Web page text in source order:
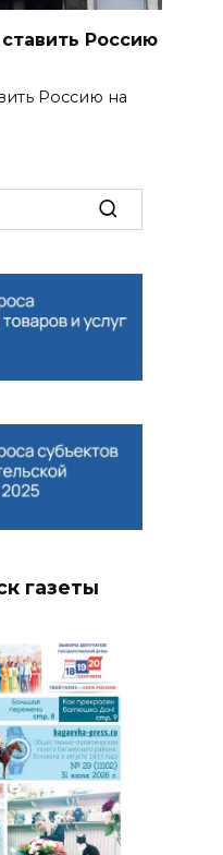
Россию
Россию на
газеты